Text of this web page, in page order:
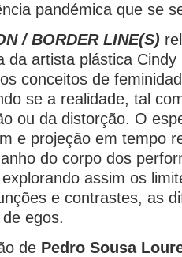
pandémica que se
/ BORDER LINE(S)
da artista plástica Cindy
conceitos de
se a realidade, tal
ou da distorção. O
e projeção em tempo
do corpo dos
assim os
e contrastes, as
egos.
de Pedro Sousa